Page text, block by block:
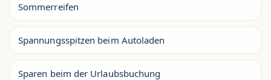
Sommerreifen
Spannungsspitzen beim Autoladen
Sparen beim der Urlaubsbuchung